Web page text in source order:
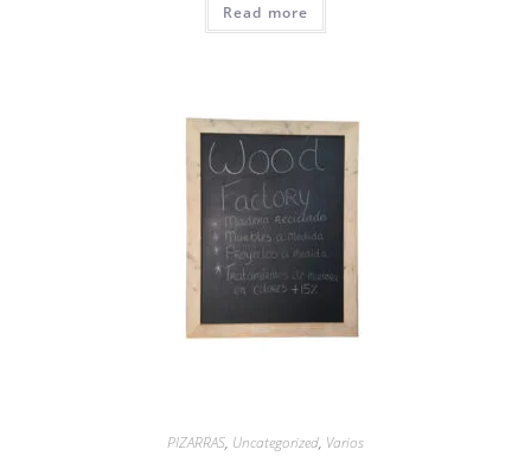
Read more
PIZARRAS, Uncategorized, Varios